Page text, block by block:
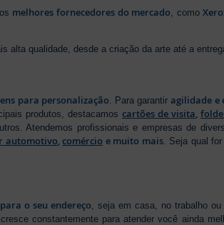
melhores fornecedores do mercado, como
alta qualidade, desde a criação da arte até a
para personalização . Para garantiragilidade e
produtos, destacamos cartões de visita,
Atendemos profissionais e empresas de
automotivo,comércio e muito mais. Seja qual
o seu endereço, seja em casa, no trabalho
constantemente para atender você ainda